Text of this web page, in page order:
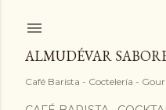
ALMUDÉVAR
Café Barista - Coctelería -